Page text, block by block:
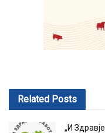
Related Posts
„И